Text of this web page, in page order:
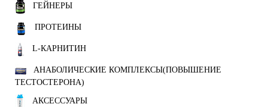
ГЕЙНЕРЫ
ПРОТЕИНЫ
L-КАРНИТИН
АНАБОЛИЧЕСКИЕ КОМПЛЕКСЫ(ПОВЫШЕНИЕ
ТЕСТОСТЕРОНА)
АКСЕССУАРЫ